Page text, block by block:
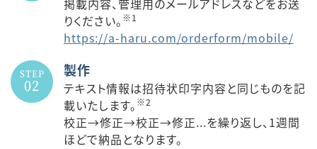
掲載内容、管理用のメールアドレスなどをお送
りください。 ※1
https://a-haru.com/orderform/mobile/
STEP
02
製作
テキスト情報は招待状印字内容と同じものを記
載いたします。 ※2
校正→修正→校正→修正...を繰り返し、1週間
ほどで納品となります。